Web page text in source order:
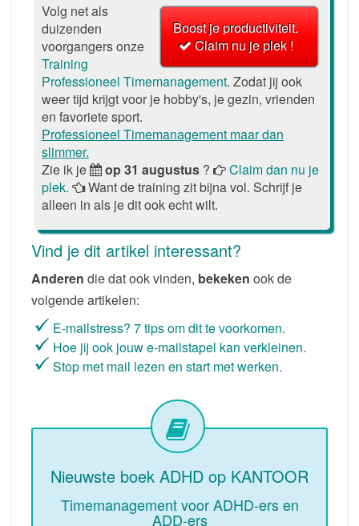
Boost je productiviteit.
Claim nu je plek !
Volg net als
duizenden
voorgangers onze
Training
Professioneel Timemanagement. Zodat jij ook
weer tijd krijgt voor je hobby's, je gezin, vrienden
en favoriete sport.
Professioneel Timemanagement maar dan
slimmer.
Zie ik je
op 31 augustus ?
Claim dan nu je
plek.
Want de training zit bijna vol. Schrijf je
alleen in als je dit ook echt wilt.
Vind je dit artikel interessant?
Anderen die dat ook vinden, bekeken ook de
volgende artikelen:
E-mailstress? 7 tips om dit te voorkomen.
Hoe jij ook jouw e-mailstapel kan verkleinen.
Stop met mail lezen en start met werken.
Nieuwste boek ADHD op KANTOOR
Timemanagement voor ADHD-ers en
ADD-ers